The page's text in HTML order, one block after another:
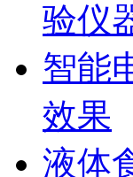
验仪
智能
效果
液体